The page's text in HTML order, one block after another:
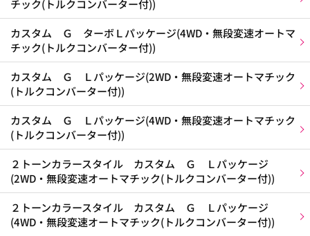
チック(トルクコンバーター付))
カスタム Ｇ ターボＬパッケージ(4WD・無段変速オートマ
チック(トルクコンバーター付))
カスタム Ｇ Ｌパッケージ(2WD・無段変速オートマチック
(トルクコンバーター付))
カスタム Ｇ Ｌパッケージ(4WD・無段変速オートマチック
(トルクコンバーター付))
２トーンカラースタイル カスタム Ｇ Ｌパッケージ
(2WD・無段変速オートマチック(トルクコンバーター付))
２トーンカラースタイル カスタム Ｇ Ｌパッケージ
(4WD・無段変速オートマチック(トルクコンバーター付))